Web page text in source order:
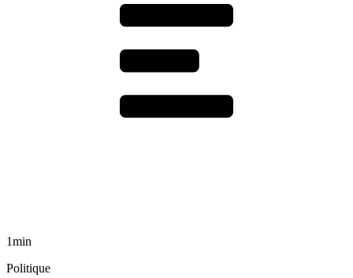
1min
Politique